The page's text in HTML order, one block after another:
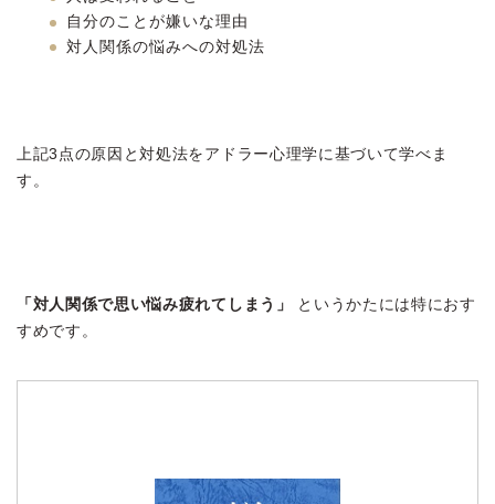
自分のことが嫌いな理由
対人関係の悩みへの対処法
上記3点の原因と対処法をアドラー心理学に基づいて学べま
す。
「対人関係で思い悩み疲れてしまう」
というかたには特におす
すめです。